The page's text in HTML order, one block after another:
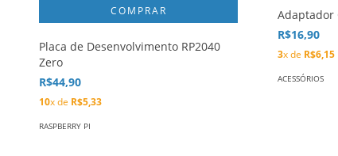
Placa de Desenvolvimento RP2040
Zero
R$44,90
10x de R$5,33
RASPBERRY PI
Adaptador
R$16,90
3x de R$6,15
ACESSÓRIOS